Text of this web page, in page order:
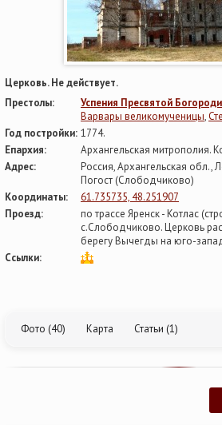
Церковь. Не действует.
Престолы:
Успения Пресвятой
Варвары великомученицы,
Год постройки: 1774.
Епархия:
Архангельская митрополия.
Адрес:
Россия, Архангельская обл.,
Погост (Слободчиково)
Координаты:
61.735735, 48.251907
Проезд:
по трассе Яренск - Котлас
с.Слободчиково. Церковь
берегу Вычегды на юго-
Ссылки:
Фото (40) Карта Статьи (1)